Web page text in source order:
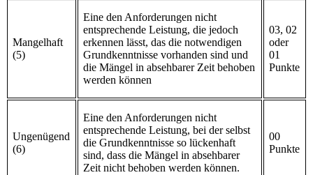
Mangelhaft
(5)
Eine den Anforderungen nicht
entsprechende Leistung, die jedoch
erkennen lässt, das die notwendigen
Grundkenntnisse vorhanden sind und
die Mängel in absehbarer Zeit behoben
werden können
03, 02
oder
01
Punkte
Ungenügend
(6)
Eine den Anforderungen nicht
entsprechende Leistung, bei der selbst
die Grundkenntnisse so lückenhaft
sind, dass die Mängel in absehbarer
Zeit nicht behoben werden können.
00
Punkte